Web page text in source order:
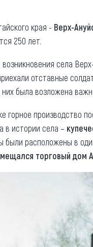
Что
края - Верх-
250 лет.
села
отставные
была возложена
горное производство
в истории села –
были расположены в
торговый дом